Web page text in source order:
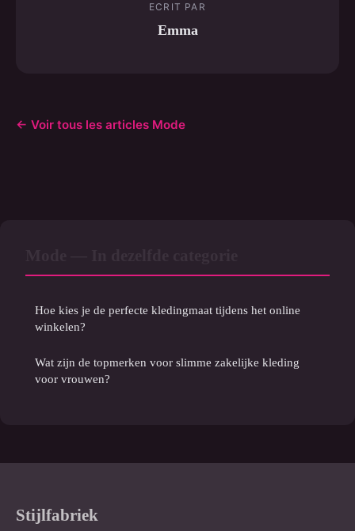
ECRIT PAR
Emma
← Voir tous les articles Mode
Hoe kies je de perfecte kledingmaat tijdens het online
winkelen?
Wat zijn de topmerken voor slimme zakelijke kleding
voor vrouwen?
Stijlfabriek